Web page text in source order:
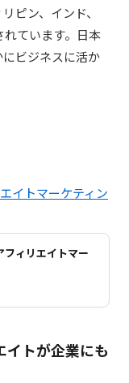
ピン、インド、
ています。日本
ビジネスに活か
イトマーケティン
ィリエイトマー
トが企業にも